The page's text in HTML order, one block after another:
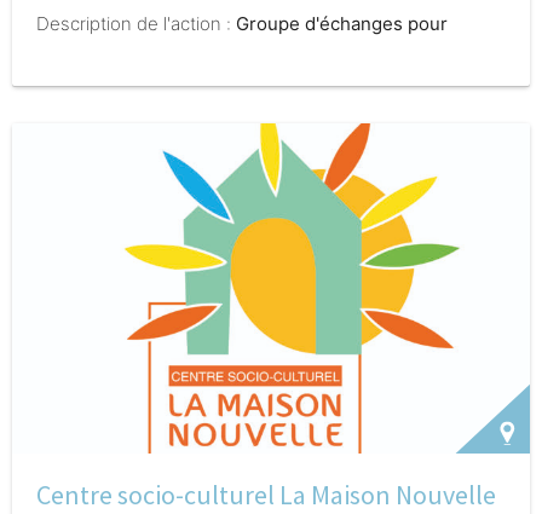
Description de l'action : Groupe d'échanges pour
questions et aller chercher les réponses aux
questions si besoin.
Centre socio-culturel La Maison Nouvelle